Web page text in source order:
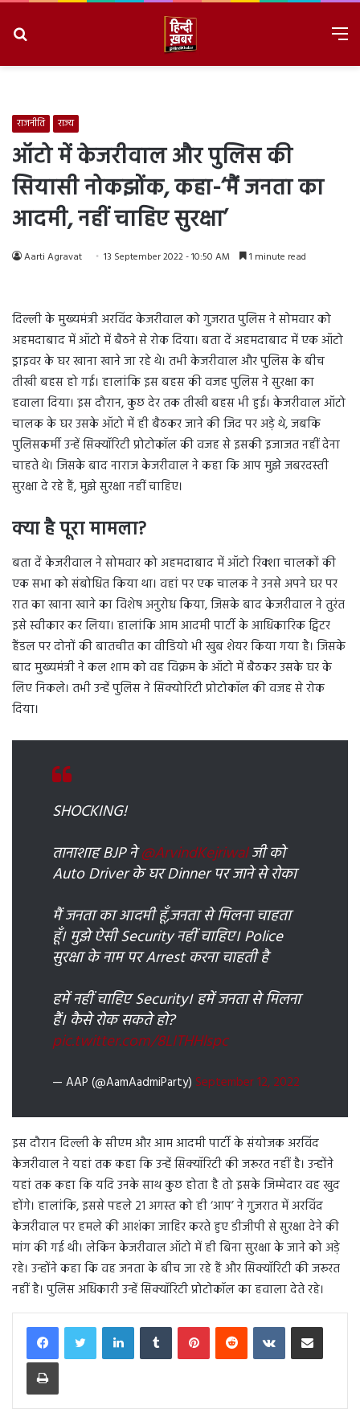
राजनीति राज्य
ऑटो में केजरीवाल और पुलिस की
सियासी नोकझोंक, कहा-‘मैं जनता का
आदमी, नहीं चाहिए सुरक्षा’
Aarti Agravat 13 September 2022 - 10:50 AM 1 minute read
दिल्ली के मुख्यमंत्री अरविंद केजरीवाल को गुजरात पुलिस ने सोमवार को
अहमदाबाद में ऑटो में बैठने से रोक दिया। बता दें अहमदाबाद में एक ऑटो
ड्राइवर के घर खाना खाने जा रहे थे। तभी केजरीवाल और पुलिस के बीच
तीखी बहस हो गई। हालांकि इस बहस की वजह पुलिस ने सुरक्षा का
हवाला दिया। इस दौरान, कुछ देर तक तीखी बहस भी हुई। केजरीवाल ऑटो
चालक के घर उसके ऑटो में ही बैठकर जाने की जिद पर अड़े थे, जबकि
पुलिसकर्मी उन्हें सिक्यॉरिटी प्रोटोकॉल की वजह से इसकी इजाजत नहीं देना
चाहते थे। जिसके बाद नाराज केजरीवाल ने कहा कि आप मुझे जबरदस्ती
सुरक्षा दे रहे हैं, मुझे सुरक्षा नहीं चाहिए।
क्या है पूरा मामला?
बता दें केजरीवाल ने सोमवार को अहमदाबाद में ऑटो रिक्शा चालकों की
एक सभा को संबोधित किया था। वहां पर एक चालक ने उनसे अपने घर पर
रात का खाना खाने का विशेष अनुरोध किया, जिसके बाद केजरीवाल ने तुरंत
इसे स्वीकार कर लिया। हालांकि आम आदमी पार्टी के आधिकारिक ट्विटर
हैंडल पर दोनों की बातचीत का वीडियो भी खुब शेयर किया गया है। जिसके
बाद मुख्यमंत्री ने कल शाम को वह विक्रम के ऑटो में बैठकर उसके घर के
लिए निकले। तभी उन्हें पुलिस ने सिक्योरिटी प्रोटोकॉल की वजह से रोक
दिया।
SHOCKING!
तानाशाह BJP ने@ArvindKejriwalजी को
Auto Driver के घर Dinner पर जाने से रोका
मैं जनता का आदमी हूँ,जनता से मिलना चाहता
हूँ। मुझे ऐसी Security नहीं चाहिए। Police
सुरक्षा के नाम पर Arrest करना चाहती है
हमें नहीं चाहिए Security। हमें जनता से मिलना
हैं। कैसे रोक सकते हो?
pic.twitter.com/8LITHHlspc
— AAP (@AamAadmiParty) September 12, 2022
इस दौरान दिल्ली के सीएम और आम आदमी पार्टी के संयोजक अरविंद
केजरीवाल ने यहां तक कहा कि उन्हें सिक्यॉरिटी की जरूरत नहीं है। उन्होंने
यहां तक कहा कि यदि उनके साथ कुछ होता है तो इसके जिम्मेदार वह खुद
होंगे। हालांकि, इससे पहले 21 अगस्त को ही ‘आप’ ने गुजरात में अरविंद
केजरीवाल पर हमले की आशंका जाहिर करते हुए डीजीपी से सुरक्षा देने की
मांग की गई थी। लेकिन केजरीवाल ऑटो में ही बिना सुरक्षा के जाने को अड़े
रहे। उन्होंने कहा कि वह जनता के बीच जा रहे हैं और सिक्यॉरिटी की जरूरत
नहीं है। पुलिस अधिकारी उन्हें सिक्यॉरिटी प्रोटोकॉल का हवाला देते रहे।
LinkedInTumblr PinterestReddit VKontakteShare via Email
Print